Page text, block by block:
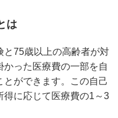
は
と75歳以上の高齢者が対
った医療費の一部を自
ができます。この自己
得に応じて医療費の1～3